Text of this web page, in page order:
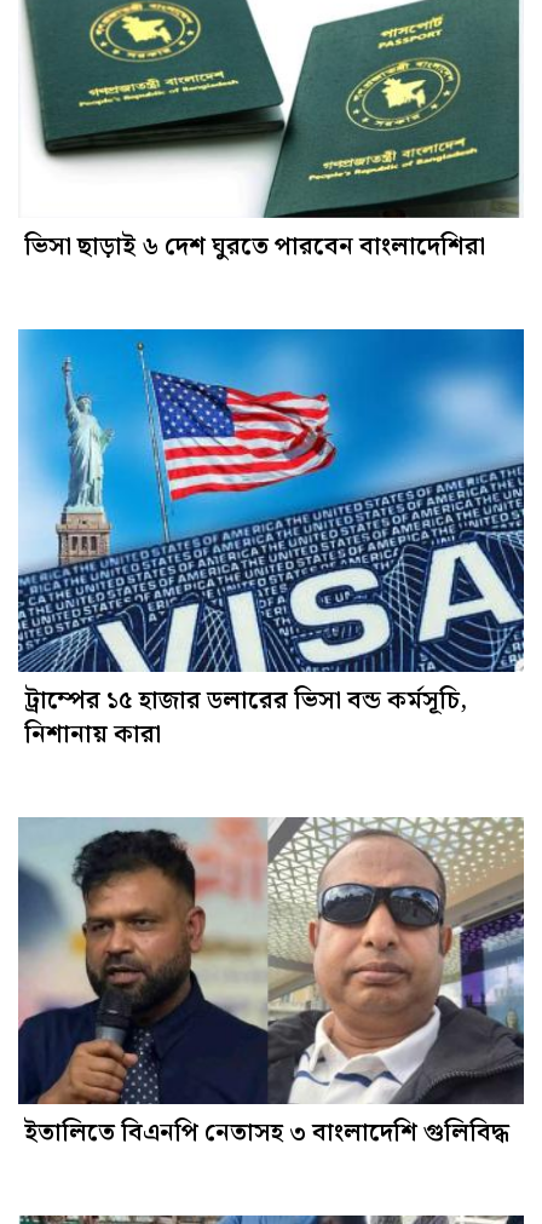
ভিসা ছাড়াই ৬ দেশ ঘুরতে পারবেন বাংলাদেশিরা
ট্রাম্পের ১৫ হাজার ডলারের ভিসা বন্ড কর্মসূচি,
নিশানায় কারা
ইতালিতে বিএনপি নেতাসহ ৩ বাংলাদেশি গুলিবিদ্ধ